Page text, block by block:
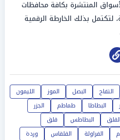
المنتشرة بكافة محافظات
لتكتمل بذلك الخارطة الرقمية
التفاح البصل الموز
الليمون
البطاطا طماطم
الجزر
القلق البطاطس
قلق
الفراولة القلقاس
وردة